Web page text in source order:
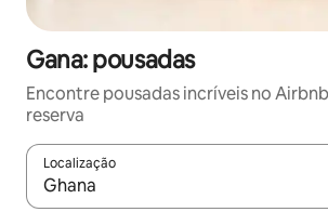
Gana: pousadas
Encontre pousadas incríveis no
reserva
Localização
Quando os resultados estiverem